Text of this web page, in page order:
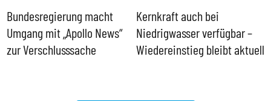
Bundesregierung macht
Umgang mit „Apollo News“
zur Verschlusssache
Kernkraft auch bei
Niedrigwasser verfügbar –
Wiedereinstieg bleibt aktuell